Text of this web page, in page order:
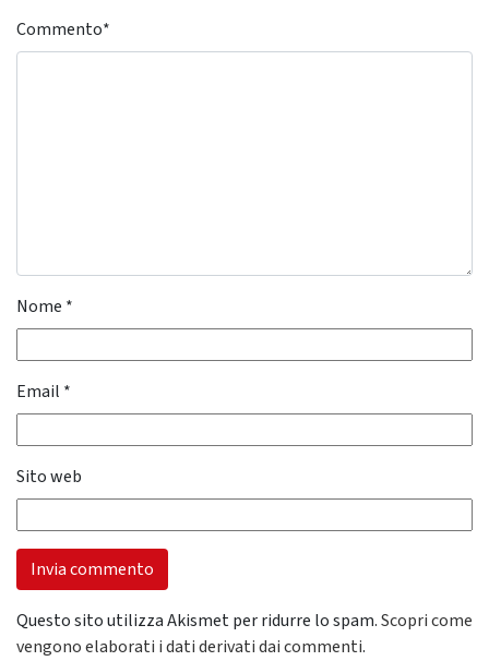
Commento*
Nome *
Email *
Sito web
Questo sito utilizza Akismet per ridurre lo spam.Scopri come
vengono elaborati i dati derivati dai commenti.